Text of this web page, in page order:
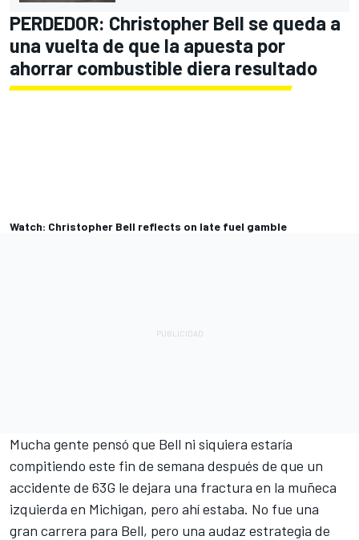
PERDEDOR: Christopher Bell se queda a
una vuelta de que la apuesta por
ahorrar combustible diera resultado
Watch: Christopher Bell reflects on late fuel gamble
Mucha gente pensó que Bell ni siquiera estaría
compitiendo este fin de semana después de que un
accidente de 63G le dejara una fractura en la muñeca
izquierda en Michigan, pero ahí estaba. No fue una
gran carrera para Bell, pero una audaz estrategia de